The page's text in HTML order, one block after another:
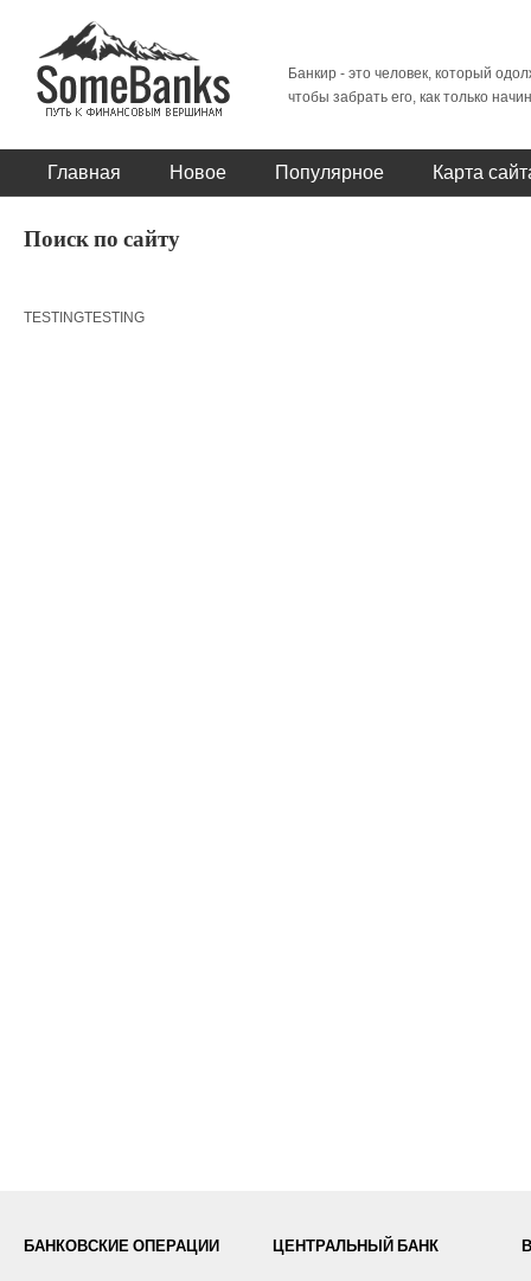
Банкир - это человек, который
чтобы забрать его, как только
Главная Новое Популярное Карта
Поиск по сайту
TESTINGTESTING
БАНКОВСКИЕ ОПЕРАЦИИ ЦЕНТРАЛЬНЫЙ БАНК